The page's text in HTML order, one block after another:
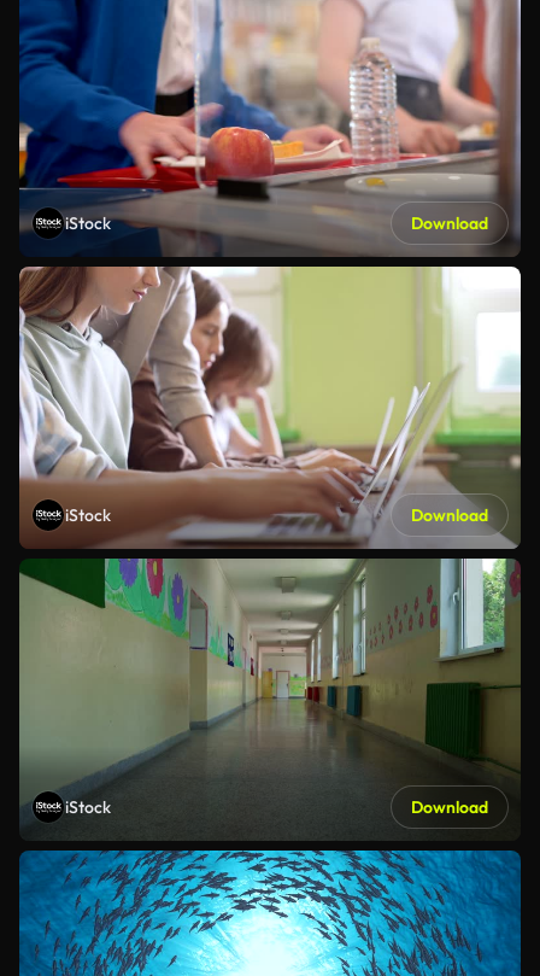
iStock Download
iStock Download
iStock Download